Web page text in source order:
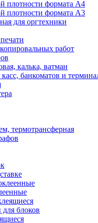
плотности формата А4
плотности формата А3
для оргтехники
работ
калька, ватман
касс, банкоматов и
термотрансферная
блоков